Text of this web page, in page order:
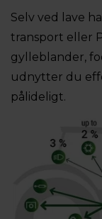
Selv ved lave
transport eller
gylleblander,
udnytter du
pålideligt.